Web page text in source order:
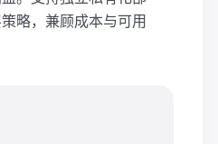
略，兼顾成本与可用